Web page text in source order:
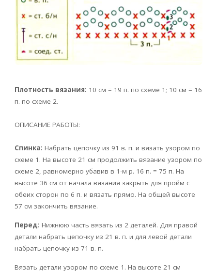
Плотность вязания: 10 см = 19 п. по схеме 1; 10 см = 16
п. по схеме 2.
ОПИСАНИЕ РАБОТЫ:
Спинка: Набрать цепочку из 91 в. п. и вязать узором по
схеме 1. На высоте 21 см продолжить вязание узором по
схеме 2, равномерно убавив в 1-м р. 16 п. = 75 п. На
высоте 36 см от начала вязания закрыть для пройм с
обеих сторон по 6 п. и вязать прямо. На общей высоте
57 см закончить вязание.
Перед: Нижнюю часть вязать из 2 деталей. Для правой
детали набрать цепочку из 21 в. п. и для левой детали
набрать цепочку из 71 в. п.
Вязать детали узором по схеме 1. На высоте 21 см